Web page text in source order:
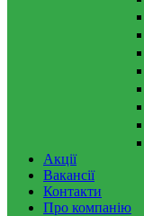
Акції
Вакансії
Контакти
Про компанію